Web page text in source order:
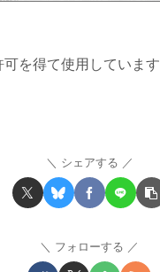
を得て使用しています
シェアする
フォローする